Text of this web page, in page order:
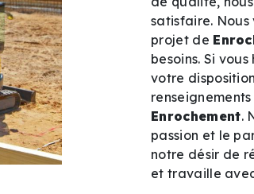
satisfaire. Nous
projet de
besoins. Si
votre
Enrochement.
passion et le
notre désir de
et travaille